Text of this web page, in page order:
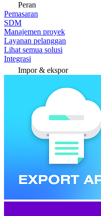
Peran
Pemasaran
SDM
Manajemen proyek
Layanan pelanggan
Lihat semua solusi
Integrasi
Impor & ekspor